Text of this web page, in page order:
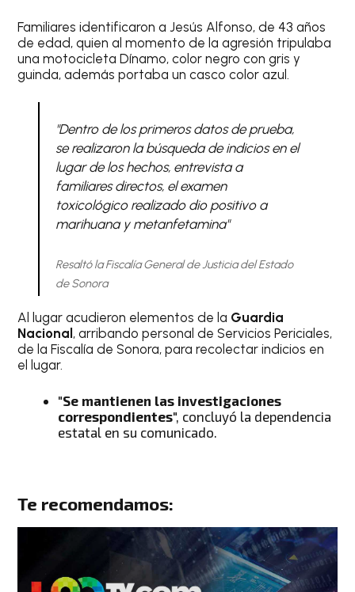
Familiares identificaron a Jesús Alfonso, de 43 años
de edad, quien al momento de la agresión tripulaba
una motocicleta Dínamo, color negro con gris y
guinda, además portaba un casco color azul.
"Dentro de los primeros datos de prueba,
se realizaron la búsqueda de indicios en el
lugar de los hechos, entrevista a
familiares directos, el examen
toxicológico realizado dio positivo a
marihuana y metanfetamina"
Resaltó la Fiscalía General de Justicia del Estado
de Sonora
Al lugar acudieron elementos de la Guardia
Nacional, arribando personal de Servicios Periciales,
de la Fiscalía de Sonora, para recolectar indicios en
el lugar.
"Se mantienen las investigaciones
correspondientes", concluyó la dependencia
estatal en su comunicado.
Te recomendamos: